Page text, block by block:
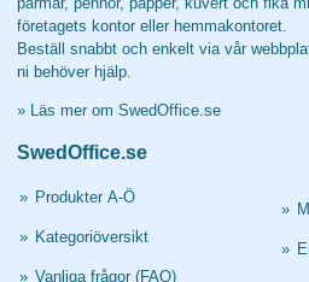
företagets kontor eller hemmakontoret.
Beställ snabbt och enkelt via vår
ni behöver hjälp.
» Läs mer om SwedOffice.se
SwedOffice.se
» Produkter A-Ö
» Kategoriöversikt
» Vanliga frågor (FAQ)
»
»